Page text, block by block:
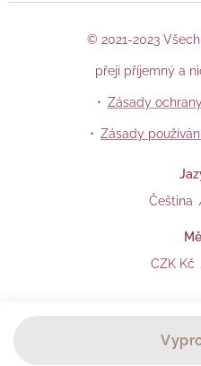
© 2021-2023
přeji příjemný a
Zásady
Zásady
Čeština
CZK Kč